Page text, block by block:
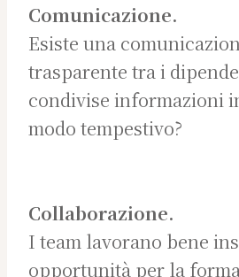
Comunicazione.
Esiste una
trasparente tra i
condivise informazioni
modo tempestivo?
Collaborazione.
I team lavorano bene
opportunità per la